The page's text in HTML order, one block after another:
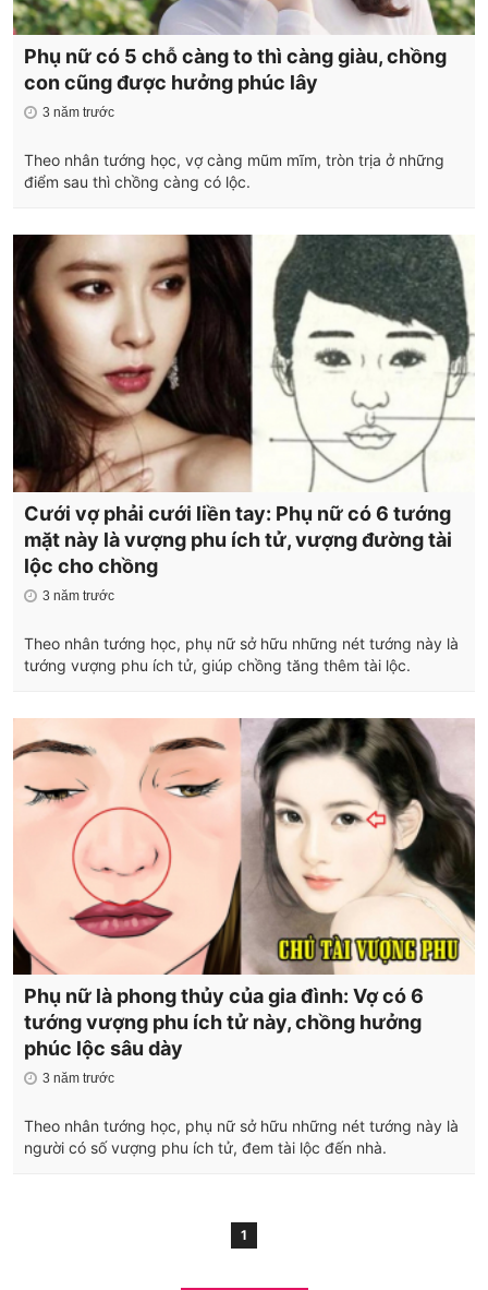
Phụ nữ có 5 chỗ càng to thì càng giàu, chồng
con cũng được hưởng phúc lây
3 năm trước
Theo nhân tướng học, vợ càng mũm mĩm, tròn trịa ở những
điểm sau thì chồng càng có lộc.
Cưới vợ phải cưới liền tay: Phụ nữ có 6 tướng
mặt này là vượng phu ích tử, vượng đường tài
lộc cho chồng
3 năm trước
Theo nhân tướng học, phụ nữ sở hữu những nét tướng này là
tướng vượng phu ích tử, giúp chồng tăng thêm tài lộc.
Phụ nữ là phong thủy của gia đình: Vợ có 6
tướng vượng phu ích tử này, chồng hưởng
phúc lộc sâu dày
3 năm trước
Theo nhân tướng học, phụ nữ sở hữu những nét tướng này là
người có số vượng phu ích tử, đem tài lộc đến nhà.
1